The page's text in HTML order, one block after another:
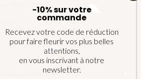
les boutiques-10% sur votre
commande
Recevez votre code de réduction
pour faire fleurir vos plus belles
attentions,
en vous inscrivant à notre
newsletter.